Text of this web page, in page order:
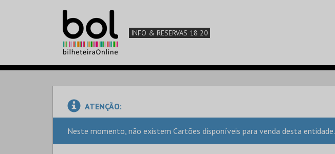
INFO & RESERVAS 18 20
ATENÇÃO:
Neste momento, não existem Cartões disponíveis para venda desta entidade.